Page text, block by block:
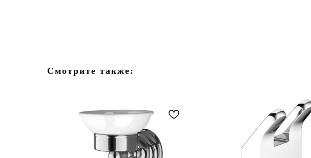
Смотрите также: